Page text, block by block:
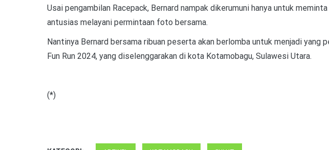
Usai pengambilan Racepack, Bernard nampak dikerumuni hanya untuk
antusias melayani permintaan foto bersama.
Nantinya Bernard bersama ribuan peserta akan berlomba untuk menjadi yang
Fun Run 2024, yang diselenggarakan di kota Kotamobagu, Sulawesi Utara.
(*)